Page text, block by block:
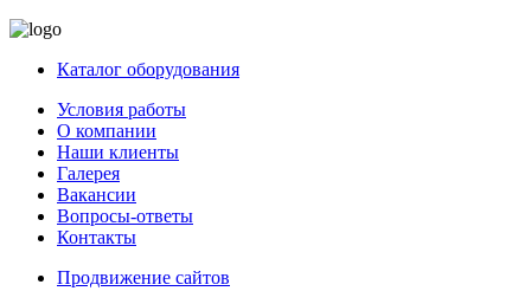
Каталог оборудования
Условия работы
О компании
Наши клиенты
Галерея
Вакансии
Вопросы-ответы
Контакты
Продвижение сайтов